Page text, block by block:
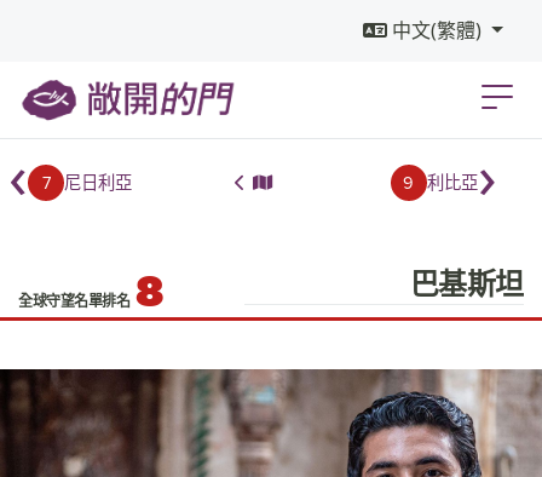
中文(繁體)
‹ 7 尼日利亞 9 利比亞›
巴基斯坦
全球守望名單排名 8